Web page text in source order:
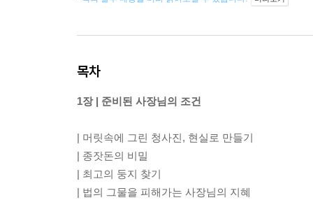
목차
1장 | 준비된 사장님의 조건
| 머릿속에 그린 청사진, 현실로 만들기
| 종잣돈의 비밀
| 최고의 둥지 찾기
| 법의 그물을 피해가는 사장님의 지혜